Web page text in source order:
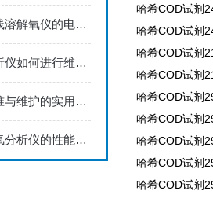
简要分析在线溶解氧仪的电极维护方法
悬浮浓度分析仪如何进行维护和保养？
溶氧电极校准与维护的实用指南
荧光法溶解氧分析仪的性能特点
哈希COD试剂
哈希COD试剂
哈希COD试剂
哈希COD试剂
哈希COD试剂
哈希COD试剂
哈希COD试剂
哈希COD试剂
哈希COD试剂